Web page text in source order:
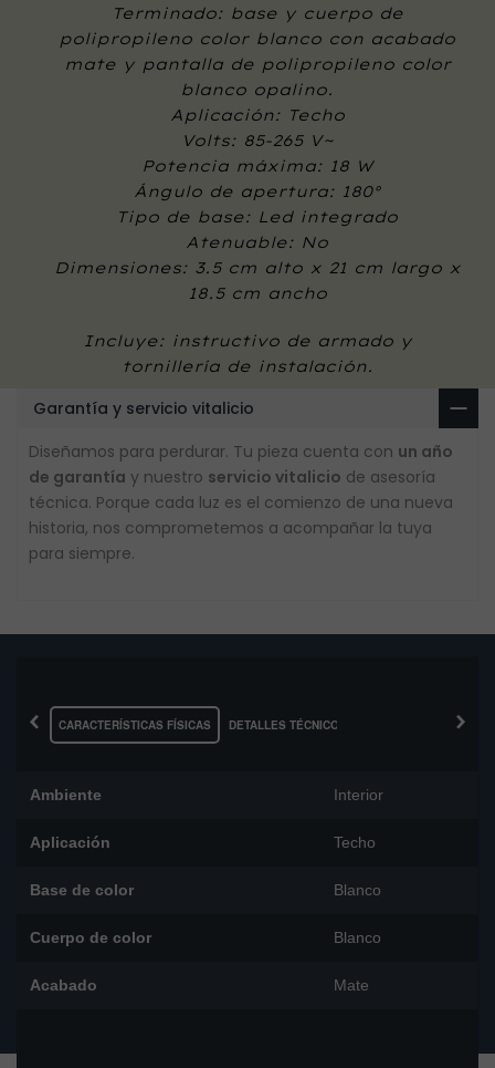
Terminado: base y cuerpo de
polipropileno color blanco con acabado
mate y pantalla de polipropileno color
blanco opalino.
Aplicación: Techo
Volts: 85-265 V~
Potencia máxima: 18 W
Ángulo de apertura: 180°
Tipo de base: Led integrado
Atenuable: No
Dimensiones: 3.5 cm alto x 21 cm largo x
18.5 cm ancho
Incluye: instructivo de armado y
tornillería de instalación.
Garantía y servicio vitalicio
Diseñamos para perdurar. Tu pieza cuenta con un año
de garantía y nuestro servicio vitalicio de asesoría
técnica. Porque cada luz es el comienzo de una nueva
historia, nos comprometemos a acompañar la tuya
para siempre.
‹ CARACTERÍSTICAS FÍSICAS DETALLES TÉCNICOS ›
Ambiente Interior
Aplicación Techo
Base de color Blanco
Cuerpo de color Blanco
Acabado Mate